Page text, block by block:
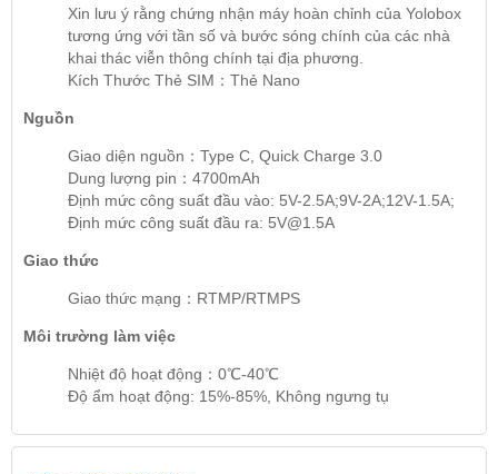
Xin lưu ý rằng chứng nhận máy hoàn chỉnh của Yolobox
tương ứng với tần số và bước sóng chính của các nhà
khai thác viễn thông chính tại địa phương.
Kích Thước Thẻ SIM：Thẻ Nano
Nguồn
Giao diện nguồn：Type C, Quick Charge 3.0
Dung lượng pin：4700mAh
Định mức công suất đầu vào: 5V-2.5A;9V-2A;12V-1.5A;
Định mức công suất đầu ra: 5V@1.5A
Giao thức
Giao thức mạng：RTMP/RTMPS
Môi trường làm việc
Nhiệt độ hoạt động：0℃-40℃
Độ ẩm hoạt động: 15%-85%, Không ngưng tụ